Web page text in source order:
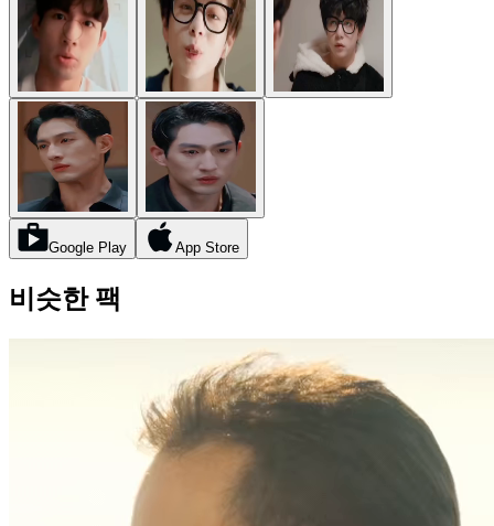
Google Play App Store
비슷한 팩